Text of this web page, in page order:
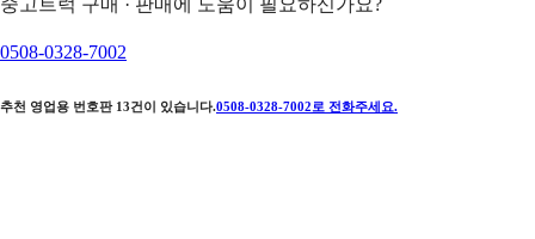
중고트럭 구매 · 판매에 도움이 필요하신가요?
0508-0328-7002
추천 영업용 번호판 13건이 있습니다.0508-0328-7002 로 전화주세요.